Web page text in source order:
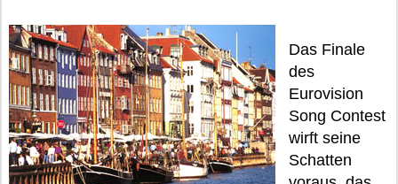
Das Finale
des
Eurovision
Song Contest
wirft seine
Schatten